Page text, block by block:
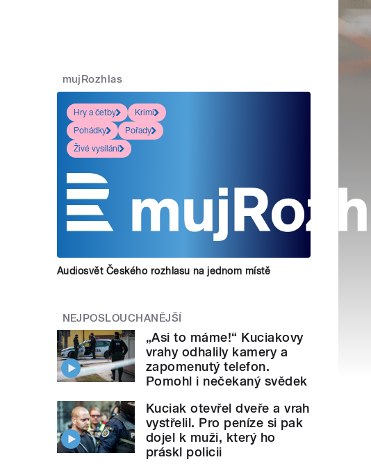
mujRozhlas
Hry a četby
Krimi
Pohádky
Pořady
Živé vysílání
Audiosvět Českého rozhlasu na jednom místě
NEJPOSLOUCHANĚJŠÍ
„Asi to máme!“ Kuciakovy
vrahy odhalily kamery a
zapomenutý telefon.
Pomohl i nečekaný svědek
Kuciak otevřel dveře a vrah
vystřelil. Pro peníze si pak
dojel k muži, který ho
práskl policii